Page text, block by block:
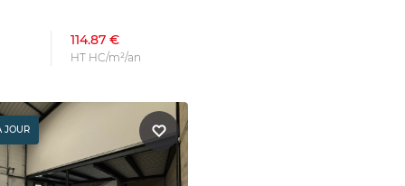
114.87 €
HT HC/m²/an
JOUR